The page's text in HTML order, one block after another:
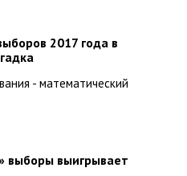
2017 года в
- математический
выборы выигрывает